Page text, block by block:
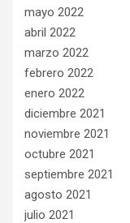
mayo 2022
abril 2022
marzo 2022
febrero 2022
enero 2022
diciembre 2021
noviembre 2021
octubre 2021
septiembre 2021
agosto 2021
julio 2021